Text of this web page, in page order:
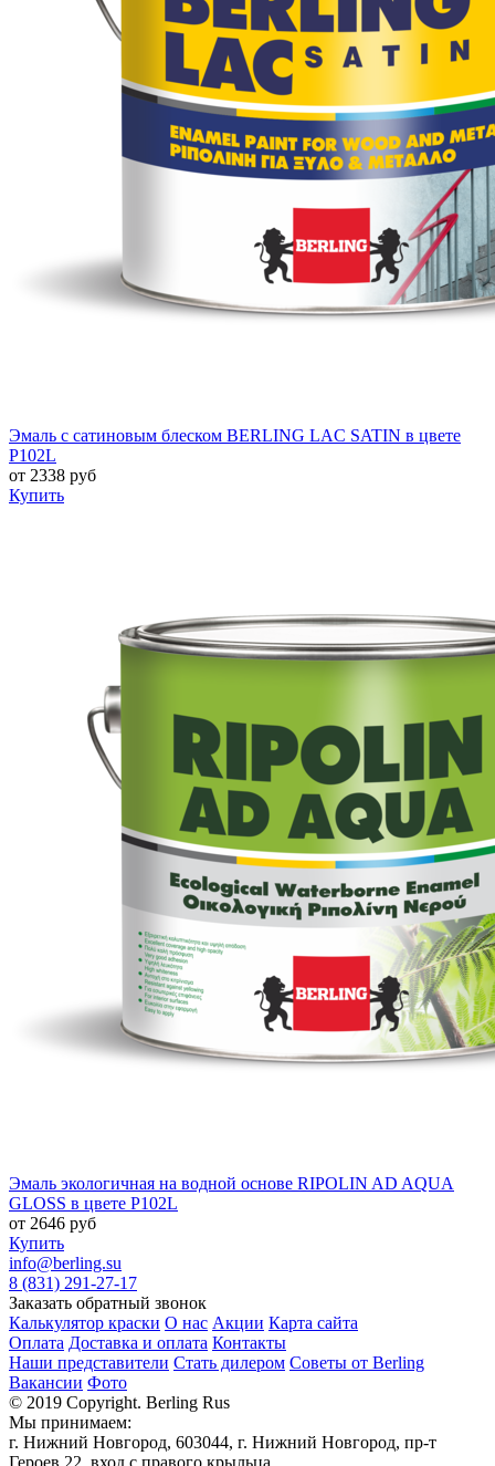
Эмаль с сатиновым блеском BERLING LAC SATIN в цвете
P102L
от 2338 руб
Купить
Эмаль экологичная на водной основе RIPOLIN AD AQUA
GLOSS в цвете P102L
от 2646 руб
Купить
info@berling.su
8 (831) 291-27-17
Заказать обратный звонок
Калькулятор краски О нас Акции Карта сайта
Оплата Доставка и оплата Контакты
Наши представители Стать дилером Советы от Berling
Вакансии Фото
© 2019 Copyright. Berling Rus
Мы принимаем:
г. Нижний Новгород, 603044, г. Нижний Новгород, пр-т